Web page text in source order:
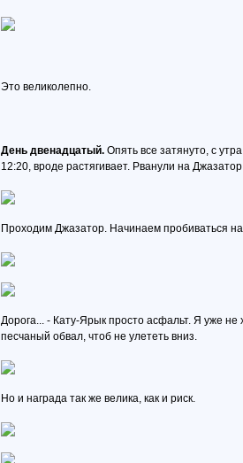
Это великолепно.
День двенадцатый. Опять все затянуто, с
12:20, вроде растягивает. Рванули на
Проходим Джазатор. Начинаем пробиваться
Дорога... - Кату-Ярык просто асфальт. Я уже
песчаный обвал, чтоб не улететь вниз.
Но и награда так же велика, как и риск.